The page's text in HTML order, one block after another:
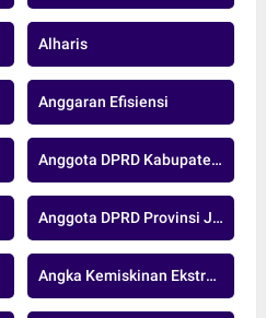
Alharis
Anggaran Efisiensi
Anggota DPRD Kabupaten Muaro Jambi
Anggota DPRD Provinsi Jambi
Angka Kemiskinan Ekstrem